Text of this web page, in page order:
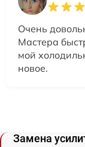
Очень
Мастера
мой
новое.
Замена